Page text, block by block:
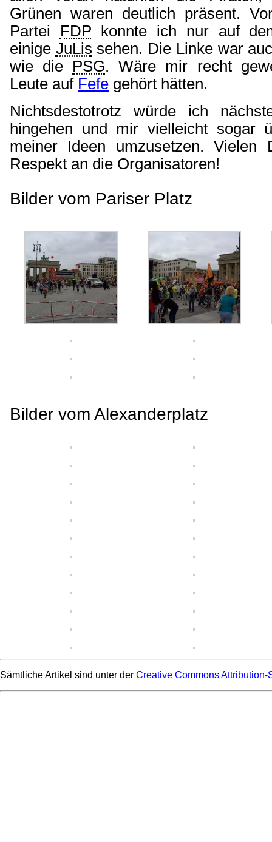
Grünen waren deutlich präsent.
Partei FDP konnte ich nur auf
einige JuLis sehen. Die Linke war
wie die PSG. Wäre mir recht
Leute auf Fefe gehört hätten.
Nichtsdestotrotz würde ich
hingehen und mir vielleicht sogar
meiner Ideen umzusetzen. Vielen
Respekt an die Organisatoren!
Bilder vom Pariser Platz
Bilder vom Alexanderplatz
Sämtliche Artikel sind unter der Creative Commons